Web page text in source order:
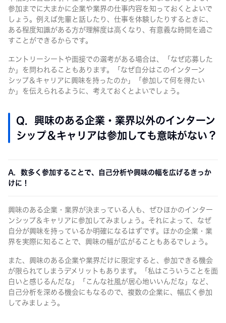
参加までに大まかに企業や業界の仕事内容を知っておくとよいで
しょう。例えば先輩と話したり、仕事を体験したりするときに、
ある程度知識がある方が理解度は高くなり、有意義な時間を過ご
すことができるからです。
エントリーシートや面接での選考がある場合は、「なぜ応募した
か」を問われることもあります。「なぜ自分はこのインターン
シップ＆キャリアに興味を持ったのか」「参加して何を得たい
か」を伝えられるように、考えておくとよいでしょう。
Q. 興味のある企業・業界以外のインターン
シップ＆キャリアは参加しても意味がない？
A. 数多く参加することで、自己分析や興味の幅を広げるきっか
けに！
興味のある企業・業界が決まっている人も、ぜひほかのインター
ンシップ＆キャリアに参加してみましょう。それによって、なぜ
自分が興味を持っているか明確になるはずです。ほかの企業・業
界を実際に知ることで、興味の幅が広がることもあるでしょう。
また、興味のある企業や業界だけに限定すると、参加できる機会
が限られてしまうデメリットもあります。「私はこういうことを面
白いと感じるんだな」「こんな社風が居心地いいんだな」など、
自己分析を深める機会にもなるので、複数の企業に、幅広く参加
してみましょう。